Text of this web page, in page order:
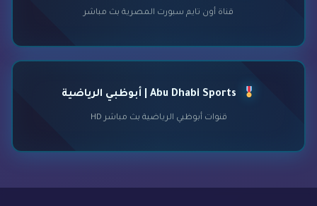
قناة أون تايم سبورت المصرية بث مباشر
قنوات أبوظبي الرياضية بث مباشر HD